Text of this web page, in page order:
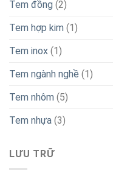
Tem đồng (2)
Tem hợp kim (1)
Tem inox (1)
Tem ngành nghề (1)
Tem nhôm (5)
Tem nhựa (3)
LƯU TRỮ